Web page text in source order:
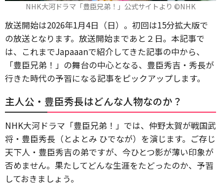
NHK大河ドラマ「豊臣兄弟！」公式サイトより ©NHK
放送開始は2026年1月4日（日）。初回は15分拡大版で
の放送となります。放送開始まであと２日。本記事で
は、これまでJapaaanで紹介してきた記事の中から、
「豊臣兄弟！」の舞台の中心となる、豊臣秀吉・秀長が
行きた時代の予習になる記事をピックアップします。
主人公・豊臣秀長はどんな人物なのか？
NHK大河ドラマ「豊臣兄弟！」では、仲野太賀が戦国武
将・豊臣秀長（とよとみ ひでなが）を演じます。ご存じ
天下人・豊臣秀吉の弟ですが、今ひとつ影が薄い印象が
否めません。果たしてどんな生涯をたどったのか、予習
しておきましょう。